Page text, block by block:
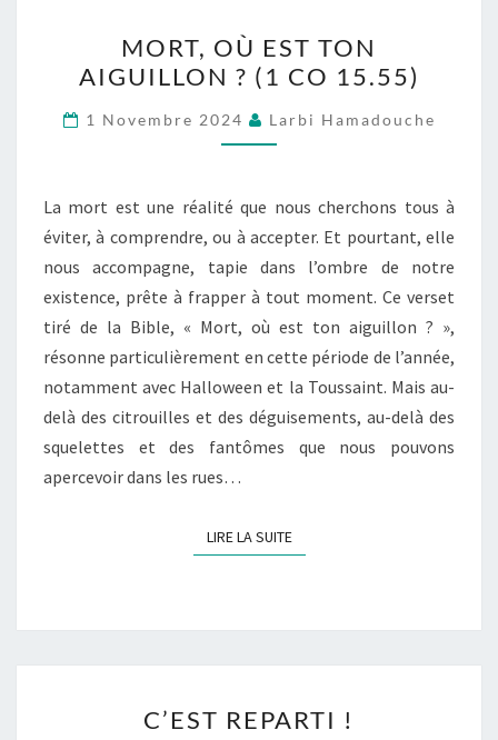
OÙ
EST
TON
AIGUILLON
(1
CO
15.55)
MORT, OÙ EST TON
AIGUILLON ? (1 CO 15.55)
1 Novembre 2024 Larbi Hamadouche
La mort est une réalité que nous cherchons tous à
éviter, à comprendre, ou à accepter. Et pourtant, elle
nous accompagne, tapie dans l’ombre de notre
existence, prête à frapper à tout moment. Ce verset
tiré de la Bible, « Mort, où est ton aiguillon ? »,
résonne particulièrement en cette période de l’année,
notamment avec Halloween et la Toussaint. Mais au-
delà des citrouilles et des déguisements, au-delà des
squelettes et des fantômes que nous pouvons
apercevoir dans les rues…
LIRE LA SUITELIRE LA SUITE
REPARTI
C’EST REPARTI !